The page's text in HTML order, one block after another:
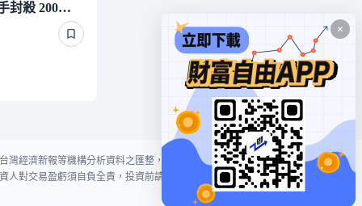
斷交國白蝦遭我友邦下狠手封殺 200萬磅出口量全歸零嚇崩了
經濟新報等機構分析資料之匯整，本網站對投資人買賣不作任何建議或暗
人對交易盈虧須自負全責，投資前請謹慎評估風險。